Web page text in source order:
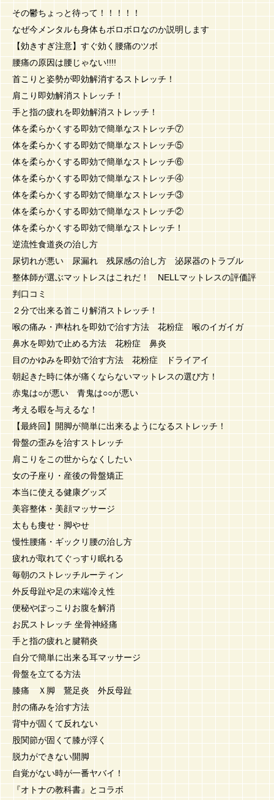
その鬱ちょっと待って！！！！！
なぜ今メンタルも身体もボロボロなのか説明します
【効きすぎ注意】すぐ効く腰痛のツボ
腰痛の原因は腰じゃない!!!!
首こりと姿勢が即効解消するストレッチ！
肩こり即効解消ストレッチ！
手と指の疲れを即効解消ストレッチ！
体を柔らかくする即効で簡単なストレッチ⑦
体を柔らかくする即効で簡単なストレッチ⑤
体を柔らかくする即効で簡単なストレッチ⑥
体を柔らかくする即効で簡単なストレッチ④
体を柔らかくする即効で簡単なストレッチ③
体を柔らかくする即効で簡単なストレッチ②
体を柔らかくする即効で簡単なストレッチ！
逆流性食道炎の治し方
尿切れが悪い 尿漏れ 残尿感の治し方 泌尿器のトラブル
整体師が選ぶマットレスはこれだ！ NELLマットレスの評価評
判口コミ
２分で出来る首こり解消ストレッチ！
喉の痛み・声枯れを即効で治す方法 花粉症 喉のイガイガ
鼻水を即効で止める方法 花粉症 鼻炎
目のかゆみを即効で治す方法 花粉症 ドライアイ
朝起きた時に体が痛くならないマットレスの選び方！
赤鬼は○が悪い 青鬼は○○が悪い
考える暇を与えるな！
【最終回】開脚が簡単に出来るようになるストレッチ！
骨盤の歪みを治すストレッチ
肩こりをこの世からなくしたい
女の子座り・産後の骨盤矯正
本当に使える健康グッズ
美容整体・美顔マッサージ
太もも痩せ・脚やせ
慢性腰痛・ギックリ腰の治し方
疲れが取れてぐっすり眠れる
毎朝のストレッチルーティン
外反母趾や足の末端冷え性
便秘やぽっこりお腹を解消
お尻ストレッチ 坐骨神経痛
手と指の疲れと腱鞘炎
自分で簡単に出来る耳マッサージ
骨盤を立てる方法
膝痛 Ｘ脚 鵞足炎 外反母趾
肘の痛みを治す方法
背中が固くて反れない
股関節が固くて膝が浮く
脱力ができない開脚
自覚がない時が一番ヤバイ！
『オトナの教科書』とコラボ